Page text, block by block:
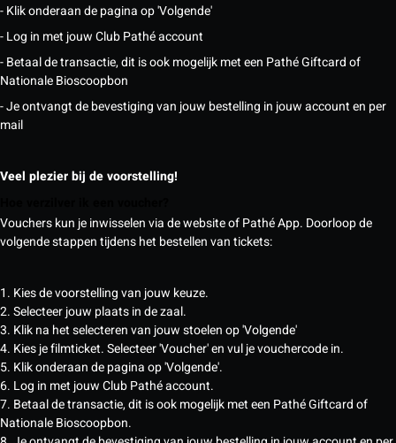
- Klik onderaan de pagina op 'Volgende'
- Log in met jouw Club Pathé account
- Betaal de transactie, dit is ook mogelijk met een Pathé Giftcard of
Nationale Bioscoopbon
- Je ontvangt de bevestiging van jouw bestelling in jouw account en per
mail
Veel plezier bij de voorstelling!
Vouchers kun je inwisselen via de website of Pathé App. Doorloop de
volgende stappen tijdens het bestellen van tickets:
1. Kies de voorstelling van jouw keuze.
2. Selecteer jouw plaats in de zaal.
3. Klik na het selecteren van jouw stoelen op 'Volgende'
4. Kies je filmticket. Selecteer 'Voucher' en vul je vouchercode in.
5. Klik onderaan de pagina op 'Volgende'.
6. Log in met jouw Club Pathé account.
7. Betaal de transactie, dit is ook mogelijk met een Pathé Giftcard of
Nationale Bioscoopbon.